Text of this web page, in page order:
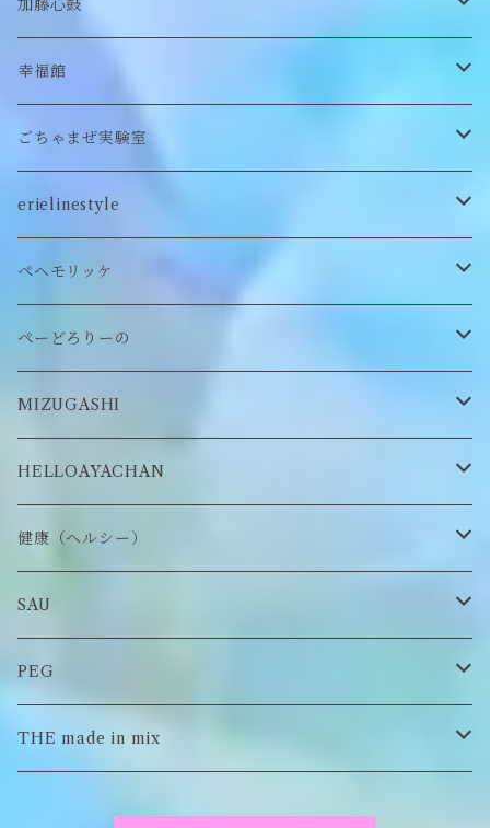
カードケース
ぬいぐるみ
クッション
セットアップ
ぬいぐるみキーホルダー
ぬいぐるみマフラー
ステッカー
ぬいぐるみヘアピン
缶バッヂ
ロンT
ステッカー・シール
チャーム
Tシャツ
イヤーマフラー
靴下
キーホルダー
加藤心鼓
ロンT
幸福館
トレーナー
ロンT
CAP
other
Tシャツ
ごちゃまぜ実験室
バッグ
アクセサリー
雑貨
erielinestyle
ピアス/イヤリング
ネックレス
マスクチェーン
ペヘモリッケ
帽子
キーホルダー
ブローチ
ぺーどろりーの
靴下
スタイ
MIZUGASHI
帽子
アクセサリー
HELLOAYACHAN
ピアス/イヤリング
健康（ヘルシー）
ロンT
スウェット/パーカー
Tシャツ
SAU
ロンT
スウェット/パーカー
PEG
キーチャーム
THE made in mix